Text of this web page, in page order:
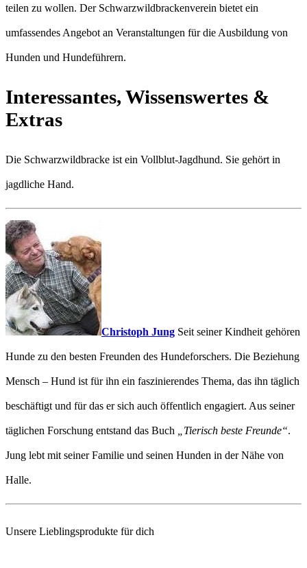
teilen zu wollen. Der Schwarzwildbrackenverein bietet ein
umfassendes Angebot an Veranstaltungen für die Ausbildung von
Hunden und Hundeführern.
Interessantes, Wissenswertes &
Extras
Die Schwarzwildbracke ist ein Vollblut-Jagdhund. Sie gehört in
jagdliche Hand.
Christoph Jung Seit seiner Kindheit gehören
Hunde zu den besten Freunden des Hundeforschers. Die Beziehung
Mensch – Hund ist für ihn ein faszinierendes Thema, das ihn täglich
beschäftigt und für das er sich auch öffentlich engagiert. Aus seiner
täglichen Forschung entstand das Buch „Tierisch beste Freunde“.
Jung lebt mit seiner Familie und seinen Hunden in der Nähe von
Halle.
Unsere Lieblingsprodukte für dich